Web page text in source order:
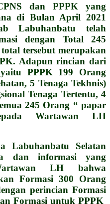
dan PPPK yang
di Bulan April 2021
Labuhanbatu telah
dengan Total 245
tersebut merupakan
Adapun rincian dari
PPPK 199 Orang
5 Tenaga Tekhnis)
Tenaga Tertentu, 4
245 Orang “ papar
Wartawan LH
Labuhanbatu Selatan
dan informasi yang
LH bahwa
Formasi 300 Orang
perincian Formasi
Formasi untuk PPPK